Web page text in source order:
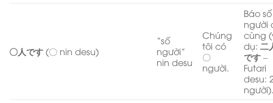
〇人です (〇 nin desu)
“số
người”
nin desu
Chúng
tôi có
〇
người.
Báo số
người
cùng
dụ:二
です –
Futari
desu: